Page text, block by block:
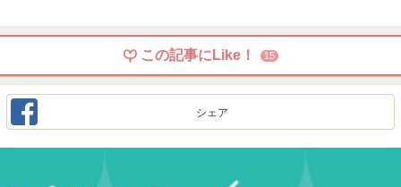
この記事にLike！ 15
シェア